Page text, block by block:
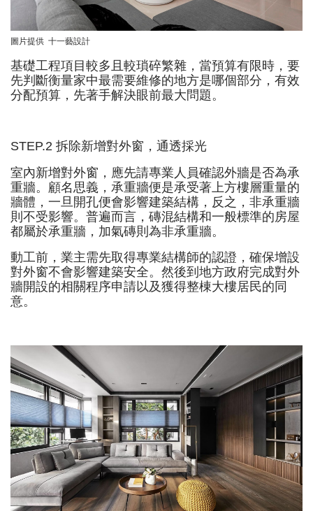
圖片提供 十一藝設計
基礎工程項目較多且較瑣碎繁雜，當預算有限時，要
先判斷衡量家中最需要維修的地方是哪個部分，有效
分配預算，先著手解決眼前最大問題。
STEP.2 拆除新增對外窗，通透採光
室內新增對外窗，應先請專業人員確認外牆是否為承
重牆。顧名思義，承重牆便是承受著上方樓層重量的
牆體，一旦開孔便會影響建築結構，反之，非承重牆
則不受影響。普遍而言，磚混結構和一般標準的房屋
都屬於承重牆，加氣磚則為非承重牆。
動工前，業主需先取得專業結構師的認證，確保增設
對外窗不會影響建築安全。然後到地方政府完成對外
牆開設的相關程序申請以及獲得整棟大樓居民的同
意。